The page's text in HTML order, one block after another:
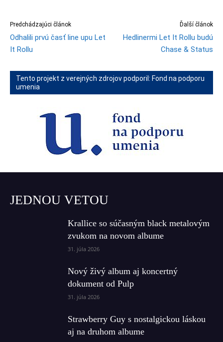
Predchádzajúci článok
Odhalili prvú časť line upu Let
It Rollu
Ďalší článok
Hedlinermi Let It Rollu budú
Chase & Status
Tento projekt z verejných zdrojov podporil: Fond na podporu
umenia
JEDNOU VETOU
Krallice so súčasným black metalovým
zvukom na novom albume
31. júla 2026
Nový živý album aj koncertný
dokument od Pulp
31. júla 2026
Strawberry Guy s nostalgickou láskou
aj na druhom albume